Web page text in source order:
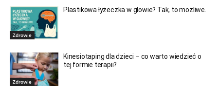
Zdrowie
Plastikowa łyżeczka w głowie? Tak, to możliwe.
Zdrowie
Kinesiotaping dla dzieci – co warto wiedzieć o
tej formie terapii?